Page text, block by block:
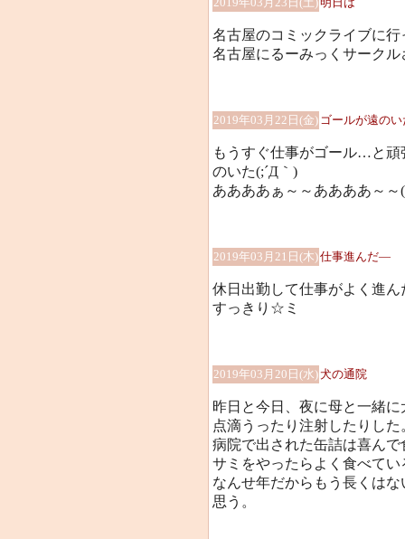
名古屋のコミックライブに行
名古屋にるーみっくサーク
2019年03月22日(金) ゴールが遠のい
もうすぐ仕事がゴール…と
のいた(;´Д｀)
ああああぁ～～ああああ～～
2019年03月21日(木)仕事進んだ―
休日出勤して仕事がよく進
すっきり☆ミ
2019年03月20日(水)犬の通院
昨日と今日、夜に母と一緒
点滴うったり注射したりした
病院で出された缶詰は喜ん
サミをやったらよく食べてい
なんせ年だからもう長くは
思う。